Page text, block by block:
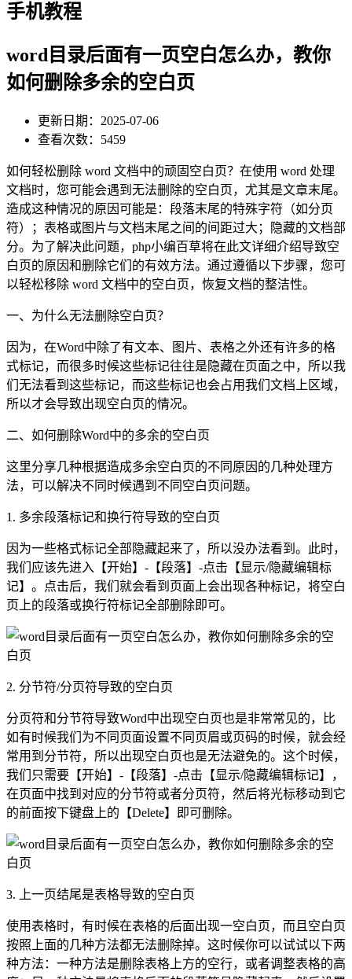
手机教程
word目录后面有一页空白怎么办，教你
如何删除多余的空白页
更新日期：2025-07-06
查看次数：5459
如何轻松删除 word 文档中的顽固空白页？在使用 word 处理
文档时，您可能会遇到无法删除的空白页，尤其是文章末尾。
造成这种情况的原因可能是：段落末尾的特殊字符（如分页
符）；表格或图片与文档末尾之间的间距过大；隐藏的文档部
分。为了解决此问题，php小编百草将在此文详细介绍导致空
白页的原因和删除它们的有效方法。通过遵循以下步骤，您可
以轻松移除 word 文档中的空白页，恢复文档的整洁性。
一、为什么无法删除空白页？
因为，在Word中除了有文本、图片、表格之外还有许多的格
式标记，而很多时候这些标记往往是隐藏在页面之中，所以我
们无法看到这些标记，而这些标记也会占用我们文档上区域，
所以才会导致出现空白页的情况。
二、如何删除Word中的多余的空白页
这里分享几种根据造成多余空白页的不同原因的几种处理方
法，可以解决不同时候遇到不同空白页问题。
1. 多余段落标记和换行符导致的空白页
因为一些格式标记全部隐藏起来了，所以没办法看到。此时，
我们应该先进入【开始】-【段落】-点击【显示/隐藏编辑标
记】。点击后，我们就会看到页面上会出现各种标记，将空白
页上的段落或换行符标记全部删除即可。
2. 分节符/分页符导致的空白页
分页符和分节符导致Word中出现空白页也是非常常见的，比
如有时候我们为不同页面设置不同页眉或页码的时候，就会经
常用到分节符，所以出现空白页也是无法避免的。这个时候，
我们只需要【开始】-【段落】-点击【显示/隐藏编辑标记】，
在页面中找到对应的分节符或者分页符，然后将光标移动到它
的前面按下键盘上的【Delete】即可删除。
3. 上一页结尾是表格导致的空白页
使用表格时，有时候在表格的后面出现一空白页，而且空白页
按照上面的几种方法都无法删除掉。这时候你可以试试以下两
种方法：一种方法是删除表格上方的空行，或者调整表格的高